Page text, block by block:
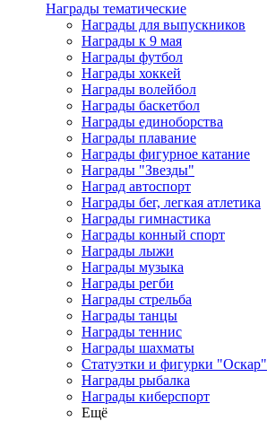
Награды тематические
Награды для выпускников
Награды к 9 мая
Награды футбол
Награды хоккей
Награды волейбол
Награды баскетбол
Награды единоборства
Награды плавание
Награды фигурное катание
Награды "Звезды"
Наград автоспорт
Награды бег, легкая атлетика
Награды гимнастика
Награды конный спорт
Награды лыжи
Награды музыка
Награды регби
Награды стрельба
Награды танцы
Награды теннис
Награды шахматы
Статуэтки и фигурки "Оскар"
Награды рыбалка
Награды киберспорт
Ещё